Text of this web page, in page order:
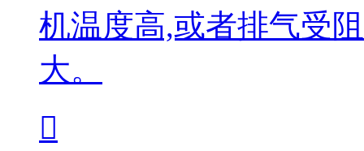
机温度高,或者排气受
大。
